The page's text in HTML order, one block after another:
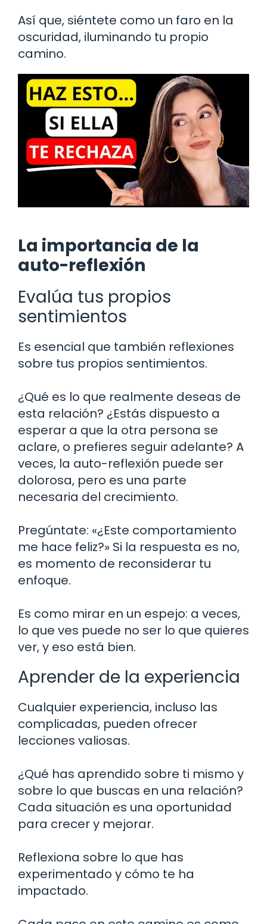
Así que, siéntete como un faro en la
oscuridad, iluminando tu propio
camino.
La importancia de la
auto-reflexión
Evalúa tus propios
sentimientos
Es esencial que también reflexiones
sobre tus propios sentimientos.
¿Qué es lo que realmente deseas de
esta relación? ¿Estás dispuesto a
esperar a que la otra persona se
aclare, o prefieres seguir adelante? A
veces, la auto-reflexión puede ser
dolorosa, pero es una parte
necesaria del crecimiento.
Pregúntate: «¿Este comportamiento
me hace feliz?» Si la respuesta es no,
es momento de reconsiderar tu
enfoque.
Es como mirar en un espejo: a veces,
lo que ves puede no ser lo que quieres
ver, y eso está bien.
Aprender de la experiencia
Cualquier experiencia, incluso las
complicadas, pueden ofrecer
lecciones valiosas.
¿Qué has aprendido sobre ti mismo y
sobre lo que buscas en una relación?
Cada situación es una oportunidad
para crecer y mejorar.
Reflexiona sobre lo que has
experimentado y cómo te ha
impactado.